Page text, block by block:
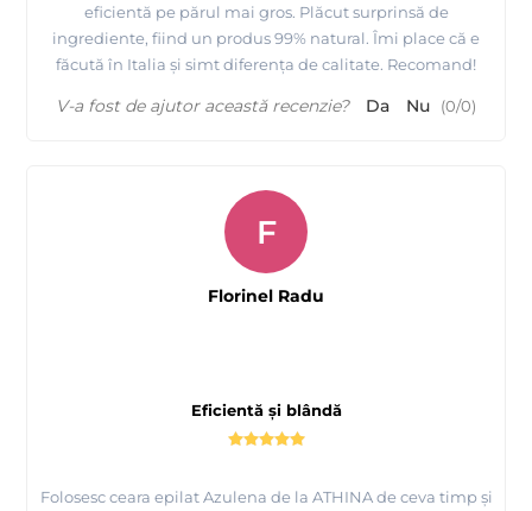
eficientă pe părul mai gros. Plăcut surprinsă de
ingrediente, fiind un produs 99% natural. Îmi place că e
făcută în Italia și simt diferența de calitate. Recomand!
V-a fost de ajutor această recenzie? Da Nu (0/0)
Eficientă și blândă
Folosesc ceara epilat Azulena de la ATHINA de ceva timp și
F
Florinel Radu